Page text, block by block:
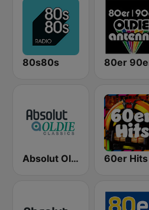
80s80s
Absolut Oldies Classics